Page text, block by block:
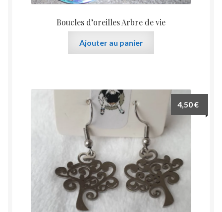
Boucles d’oreilles Arbre de vie
Ajouter au panier
4,50€